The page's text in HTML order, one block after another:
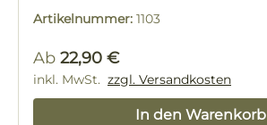
Artikelnummer: 1103
Regulärer Preis:
Ab 22,90 €
inkl. MwSt. zzgl. Versandkosten
In den Warenkorb